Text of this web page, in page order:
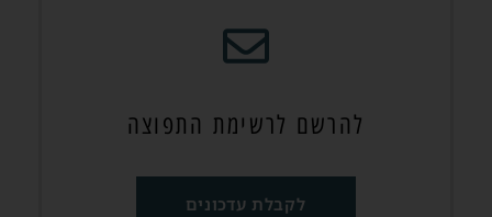
להרשם לרשימת התפוצה
לקבלת עדכונים